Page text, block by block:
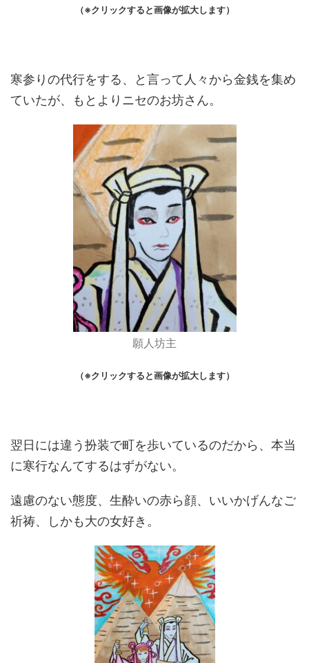
（※クリックすると画像が拡大します）
寒参りの代行をする、と言って人々から金銭を集め
ていたが、もとよりニセのお坊さん。
願人坊主
（※クリックすると画像が拡大します）
翌日には違う扮装で町を歩いているのだから、本当
に寒行なんてするはずがない。
遠慮のない態度、生酔いの赤ら顔、いいかげんなご
祈祷、しかも大の女好き。